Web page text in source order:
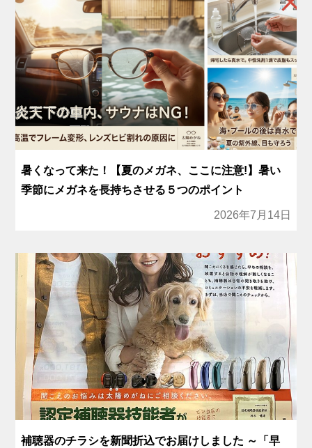
暑くなって来た！【夏のメガネ、ここに注意!】暑い
季節にメガネを長持ちさせる５つのポイント
2026年7月14日
補聴器のチラシを新聞折込でお届けしました ～「早